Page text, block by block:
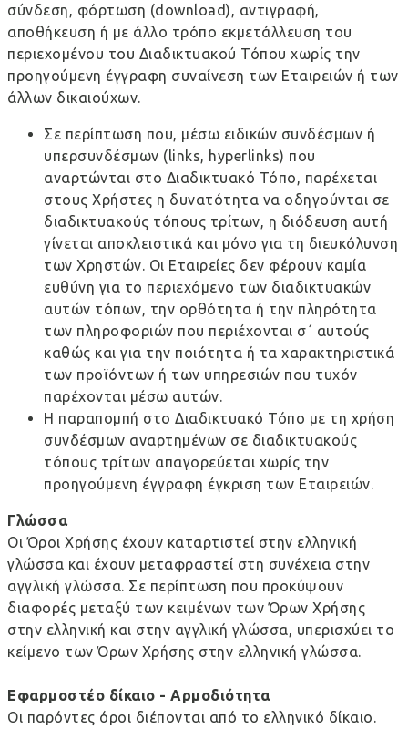
σύνδεση, φόρτωση (download), αντιγραφή,
αποθήκευση ή με άλλο τρόπο εκμετάλλευση του
περιεχομένου του Διαδικτυακού Τόπου χωρίς την
προηγούμενη έγγραφη συναίνεση των Εταιρειών ή των
άλλων δικαιούχων.
Σε περίπτωση που, μέσω ειδικών συνδέσμων ή
υπερσυνδέσμων (links, hyperlinks) που
αναρτώνται στο Διαδικτυακό Τόπο, παρέχεται
στους Χρήστες η δυνατότητα να οδηγούνται σε
διαδικτυακούς τόπους τρίτων, η διόδευση αυτή
γίνεται αποκλειστικά και μόνο για τη διευκόλυνση
των Χρηστών. Οι Εταιρείες δεν φέρουν καμία
ευθύνη για το περιεχόμενο των διαδικτυακών
αυτών τόπων, την ορθότητα ή την πληρότητα
των πληροφοριών που περιέχονται σ΄ αυτούς
καθώς και για την ποιότητα ή τα χαρακτηριστικά
των προϊόντων ή των υπηρεσιών που τυχόν
παρέχονται μέσω αυτών.
Η παραπομπή στο Διαδικτυακό Τόπο με τη χρήση
συνδέσμων αναρτημένων σε διαδικτυακούς
τόπους τρίτων απαγορεύεται χωρίς την
προηγούμενη έγγραφη έγκριση των Εταιρειών.
Γλώσσα
Οι Όροι Χρήσης έχουν καταρτιστεί στην ελληνική
γλώσσα και έχουν μεταφραστεί στη συνέχεια στην
αγγλική γλώσσα. Σε περίπτωση που προκύψουν
διαφορές μεταξύ των κειμένων των Όρων Χρήσης
στην ελληνική και στην αγγλική γλώσσα, υπερισχύει το
κείμενο των Όρων Χρήσης στην ελληνική γλώσσα.
Εφαρμοστέο δίκαιο - Αρμοδιότητα
Οι παρόντες όροι διέπονται από το ελληνικό δίκαιο.